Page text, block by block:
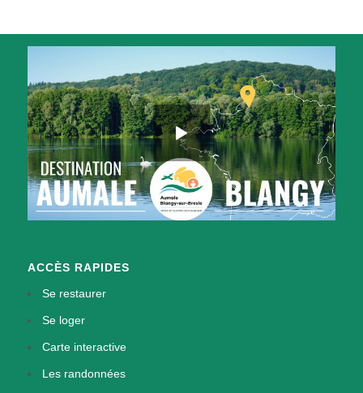
ACCÈS RAPIDES
Se restaurer
Se loger
Carte interactive
Les randonnées